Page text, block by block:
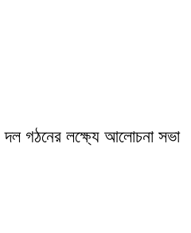
দল গঠনের লক্ষ্যে আলোচনা সভা